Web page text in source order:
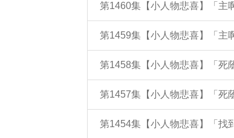
第1460集【小人物悲喜】「主
第1459集【小人物悲喜】「主
第1458集【小人物悲喜】「死
第1457集【小人物悲喜】「死
第1454集【小人物悲喜】「找